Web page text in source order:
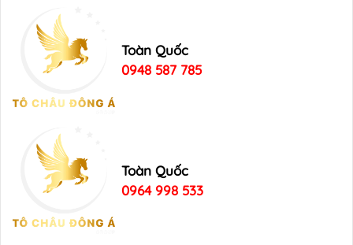
Toàn Quốc
0948 587 785
Toàn Quốc
0964 998 533